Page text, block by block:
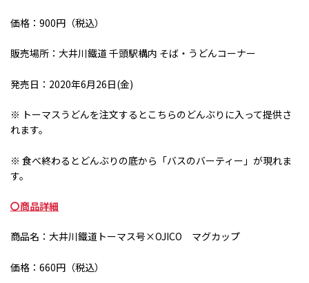
価格：900円（税込）
販売場所：大井川鐵道 千頭駅構内 そば・うどんコーナー
発売日：2020年6月26日(金)
※ トーマスうどんを注文するとこちらのどんぶりに入って提供さ
れます。
※ 食べ終わるとどんぶりの底から「バスのバーティー」が現れま
す。
〇商品詳細
商品名：大井川鐵道トーマス号×OJICO マグカップ
価格：660円（税込）